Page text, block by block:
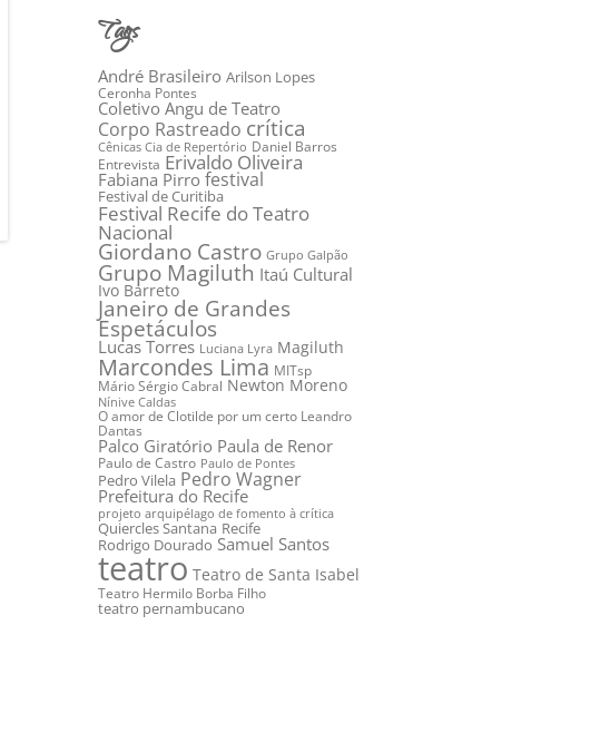
Tags
André Brasileiro Arilson Lopes
Ceronha Pontes
Coletivo Angu de Teatro
Corpo Rastreado crítica
Cênicas Cia de Repertório Daniel Barros
Entrevista Erivaldo Oliveira
Fabiana Pirro festival
Festival de Curitiba
Festival Recife do Teatro
Nacional
Giordano Castro Grupo Galpão
Grupo Magiluth Itaú Cultural
Ivo Barreto
Janeiro de Grandes
Espetáculos
Lucas Torres Luciana Lyra Magiluth
Marcondes Lima MITsp
Mário Sérgio Cabral Newton Moreno
Nínive Caldas
O amor de Clotilde por um certo Leandro
Dantas
Palco Giratório Paula de Renor
Paulo de Castro Paulo de Pontes
Pedro Vilela Pedro Wagner
Prefeitura do Recife
projeto arquipélago de fomento à crítica
Quiercles Santana Recife
Rodrigo Dourado Samuel Santos
teatro Teatro de Santa Isabel
Teatro Hermilo Borba Filho
teatro pernambucano